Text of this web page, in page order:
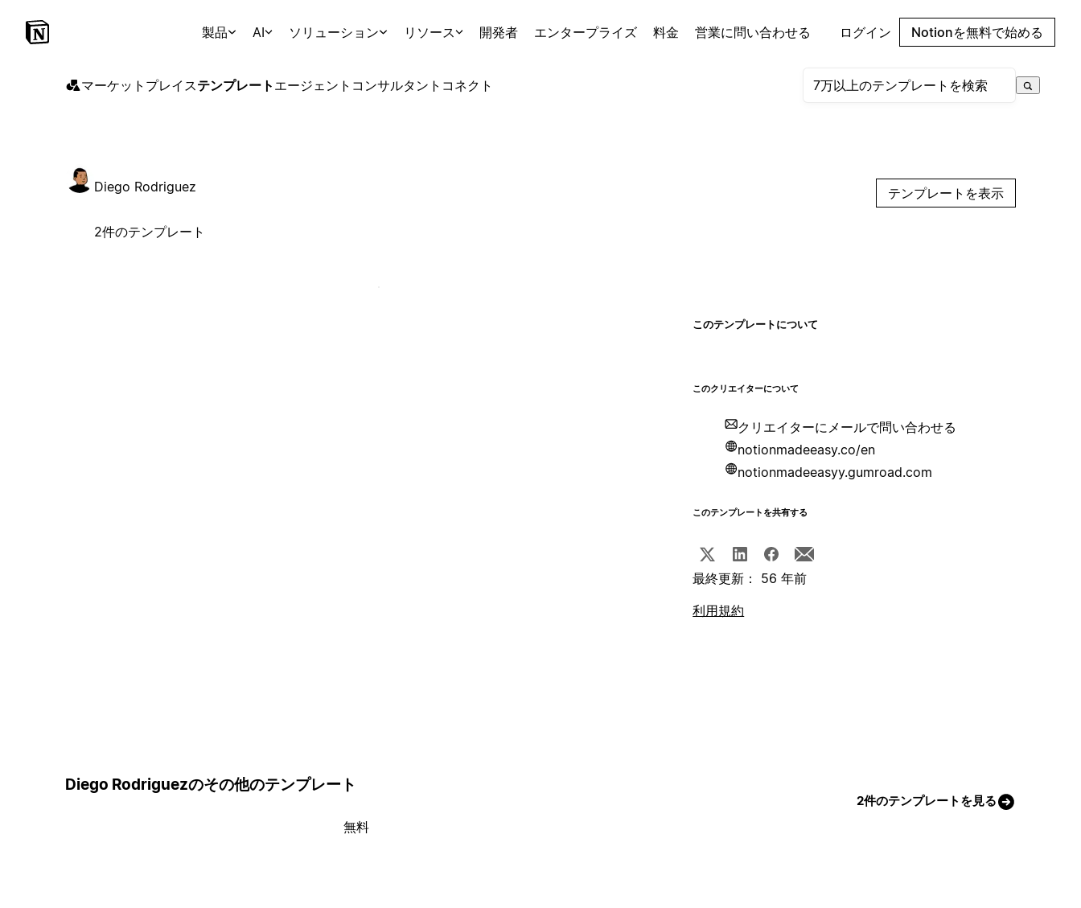
製品 AI ソリューション リソース 開発者 エンタープライズ 料金 営業に問い合わせる ログイン Notionを無料で始める
マーケットプレイステンプレート エージェント コンサルタント コネクト
Diego Rodriguez
2件のテンプレート
テンプレートを表示
このテンプレートについて
このクリエイターについて
クリエイターにメールで問い合わせる
notionmadeeasy.co/en
notionmadeeasyy.gumroad.com
このテンプレートを共有する
最終更新： 56 年前
利用規約
Diego Rodriguezのその他のテンプレート
2件のテンプレートを見る
無料